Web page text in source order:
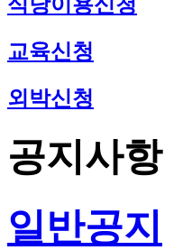
식당이용신청
교육신청
외박신청
공지사항
일반공지